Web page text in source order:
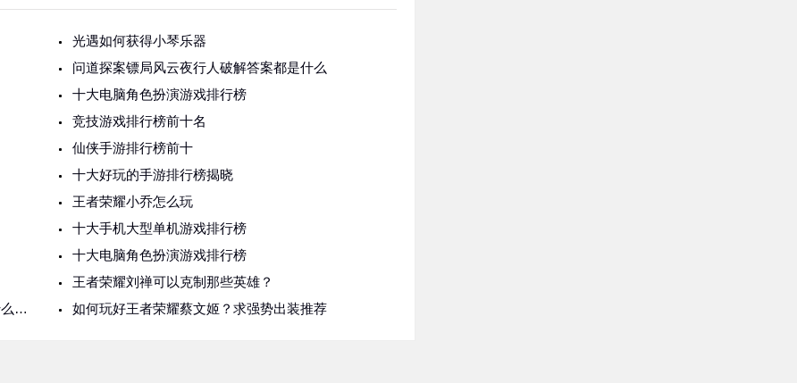
光遇如何获得小琴乐器
问道探案镖局风云夜行人破解答案都是什么
十大电脑角色扮演游戏排行榜
竞技游戏排行榜前十名
仙侠手游排行榜前十
十大好玩的手游排行榜揭晓
王者荣耀小乔怎么玩
十大手机大型单机游戏排行榜
十大电脑角色扮演游戏排行榜
王者荣耀刘禅可以克制那些英雄？
如何玩好王者荣耀蔡文姬？求强势出装推荐
你玩过的游戏中最让你上瘾一款是什么，当时是什么感觉？